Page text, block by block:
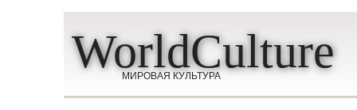
WorldCulture
МИРОВАЯ КУЛЬТУРА